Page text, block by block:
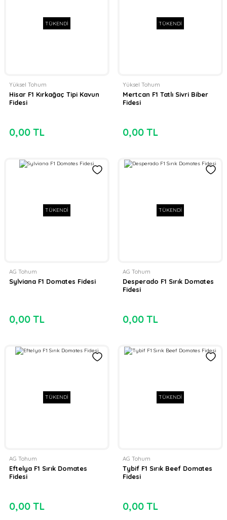
TÜKENDİ
Yüksel Tohum
Hisar F1 Kırkağaç Tipi Kavun
Fidesi
0,00 TL
TÜKENDİ
Yüksel Tohum
Mertcan F1 Tatlı Sivri Biber
Fidesi
0,00 TL
TÜKENDİ
AG Tohum
Sylviana F1 Domates Fidesi
0,00 TL
TÜKENDİ
AG Tohum
Desperado F1 Sırık Domates
Fidesi
0,00 TL
TÜKENDİ
AG Tohum
Eftelya F1 Sırık Domates
Fidesi
0,00 TL
TÜKENDİ
AG Tohum
Tybif F1 Sırık Beef Domates
Fidesi
0,00 TL